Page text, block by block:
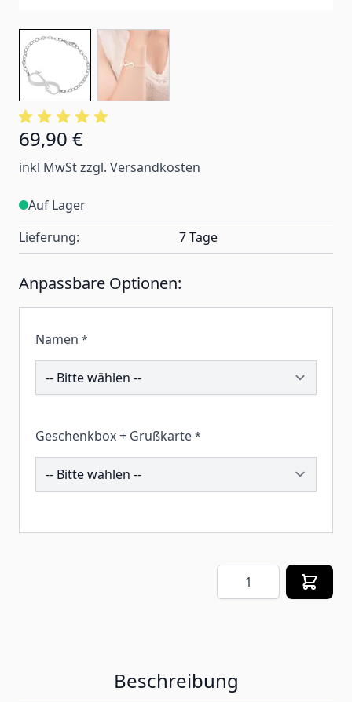
69,90 €
inkl MwSt zzgl. Versandkosten
Auf Lager
Lieferung:
7 Tage
Anpassbare Optionen:
Namen *
211499
Geschenkbox + Grußkarte *
259403
Menge
Beschreibung